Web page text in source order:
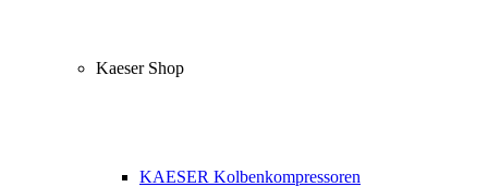
Kaeser Shop
KAESER Kolbenkompressoren